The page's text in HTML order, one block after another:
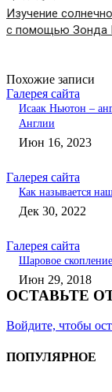
Изучение
с помощью Зонда
Похожие записи
Галерея сайта
Исаак Ньютон –
Англии
Июн 16, 2023
Галерея сайта
Как называется
Дек 30, 2022
Галерея сайта
Шаровое
Июн 29, 2018
ОСТАВЬТЕ
Войдите, чтобы
ПОПУЛЯРНОЕ